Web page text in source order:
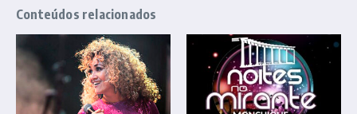
Conteúdos relacionados